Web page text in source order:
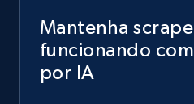
Mantenha
funcionando
por IA